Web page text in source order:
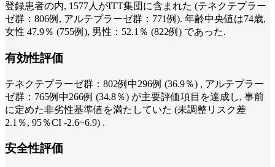
登録患者の内, 1577人がITT集団に含まれた (テネクテプラー
ゼ群：806例, アルテプラーゼ群：771例). 年齢中央値は74歳,
女性 47.9％ (755例), 男性：52.1％ (822例) であった.
有効性評価
テネクテプラーゼ群：802例中296例 (36.9％) , アルテプラー
ゼ群：765例中266例 (34.8％) が主要評価項目を達成し, 事前
に定めた非劣性基準値を満たしていた (未調整リスク差
2.1％, 95％CI -2.6~6.9) .
安全性評価